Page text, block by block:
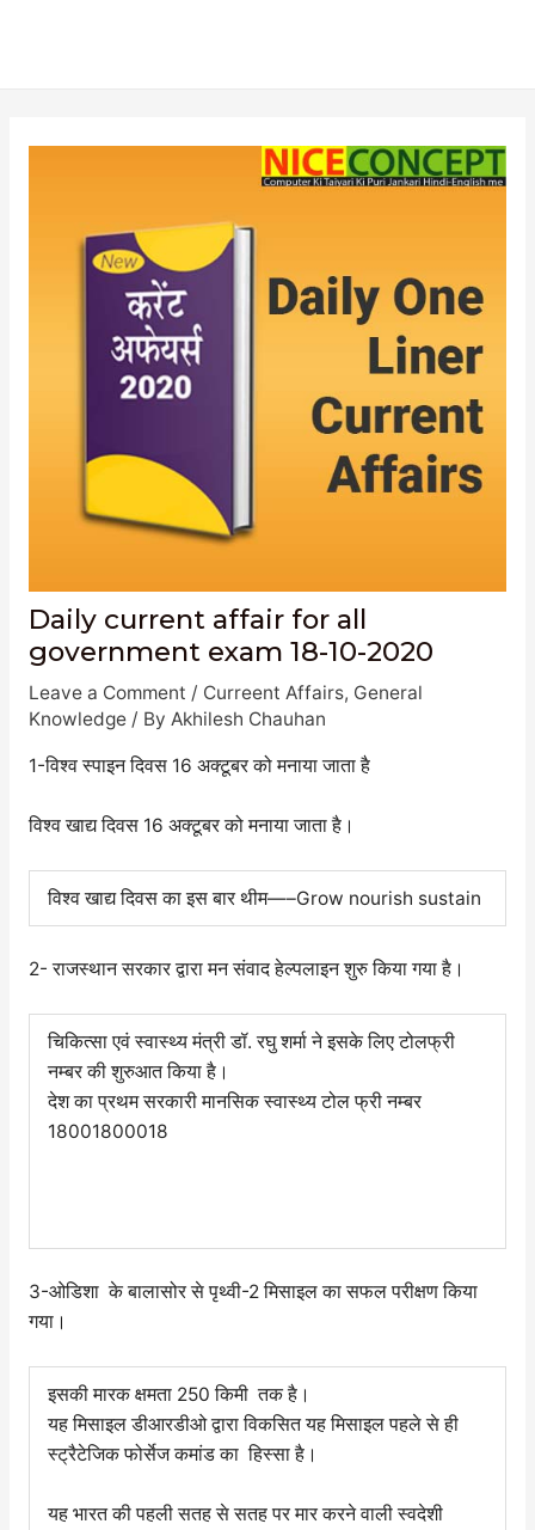
Daily current affair for all
government exam 18-10-2020
Leave a Comment / Curreent Affairs, General
Knowledge/ By Akhilesh Chauhan
1-विश्व स्पाइन दिवस 16 अक्टूबर को मनाया जाता है
विश्व खाद्य दिवस 16 अक्टूबर को मनाया जाता है।
विश्व खाद्य दिवस का इस बार थीम—–Grow nourish sustain
2- राजस्थान सरकार द्वारा मन संवाद हेल्पलाइन शुरु किया गया है।
चिकित्सा एवं स्वास्थ्य मंत्री डॉ. रघु शर्मा ने इसके लिए टोलफ्री
नम्बर की शुरुआत किया है।
देश का प्रथम सरकारी मानसिक स्वास्थ्य टोल फ्री नम्बर
18001800018
3-ओडिशा के बालासोर से पृथ्वी-2 मिसाइल का सफल परीक्षण किया
गया।
इसकी मारक क्षमता 250 किमी तक है।
यह मिसाइल डीआरडीओ द्वारा विकसित यह मिसाइल पहले से ही
स्ट्रैटेजिक फोर्सेज कमांड का हिस्सा है।
यह भारत की पहली सतह से सतह पर मार करने वाली स्वदेशी